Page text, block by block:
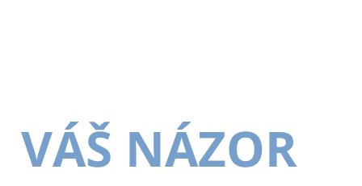
VÁŠ NÁZOR